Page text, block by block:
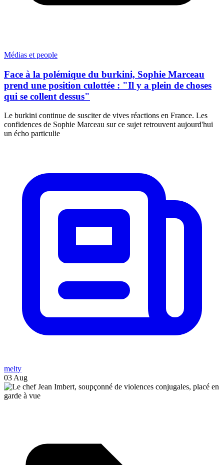
Médias et people
Face à la polémique du burkini, Sophie Marceau
prend une position culottée : "Il y a plein de choses
qui se collent dessus"
Le burkini continue de susciter de vives réactions en France. Les
confidences de Sophie Marceau sur ce sujet retrouvent aujourd'hui
un écho particulie
melty
03 Aug